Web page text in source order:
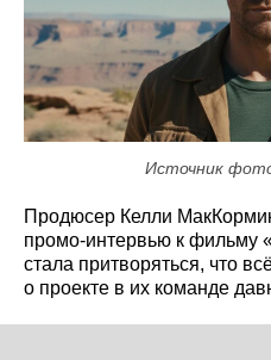
Источник
Продюсер Келли
промо-интервью к фильму
стала притворяться, что
о проекте в их команде